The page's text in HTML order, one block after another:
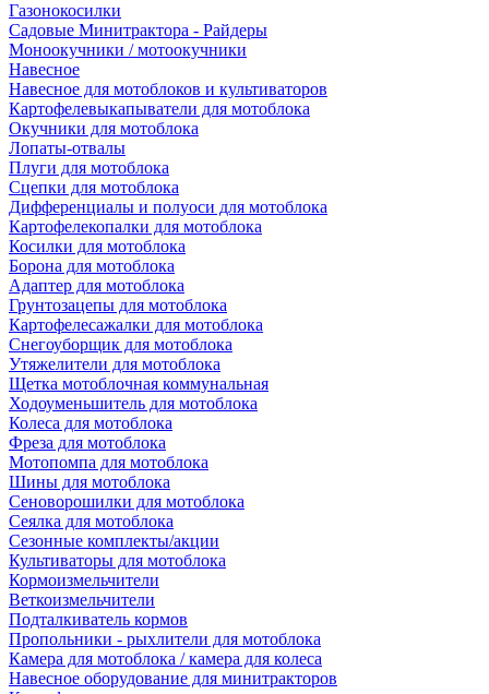
Газонокосилки
Садовые Минитрактора - Райдеры
Моноокучники / мотоокучники
Навесное
Навесное для мотоблоков и культиваторов
Картофелевыкапыватели для мотоблока
Окучники для мотоблока
Лопаты-отвалы
Плуги для мотоблока
Сцепки для мотоблока
Дифференциалы и полуоси для мотоблока
Картофелекопалки для мотоблока
Косилки для мотоблока
Борона для мотоблока
Адаптер для мотоблока
Грунтозацепы для мотоблока
Картофелесажалки для мотоблока
Снегоуборщик для мотоблока
Утяжелители для мотоблока
Щетка мотоблочная коммунальная
Ходоуменьшитель для мотоблока
Колеса для мотоблока
Фреза для мотоблока
Мотопомпа для мотоблока
Шины для мотоблока
Сеноворошилки для мотоблока
Сеялка для мотоблока
Сезонные комплекты/акции
Культиваторы для мотоблока
Кормоизмельчители
Веткоизмельчители
Подталкиватель кормов
Пропольники - рыхлители для мотоблока
Камера для мотоблока / камера для колеса
Навесное оборудование для минитракторов